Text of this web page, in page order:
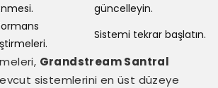
güncelleyin.
Sistemi tekrar başlatın.
Grandstream Santral
sistemlerini en üst düzeye